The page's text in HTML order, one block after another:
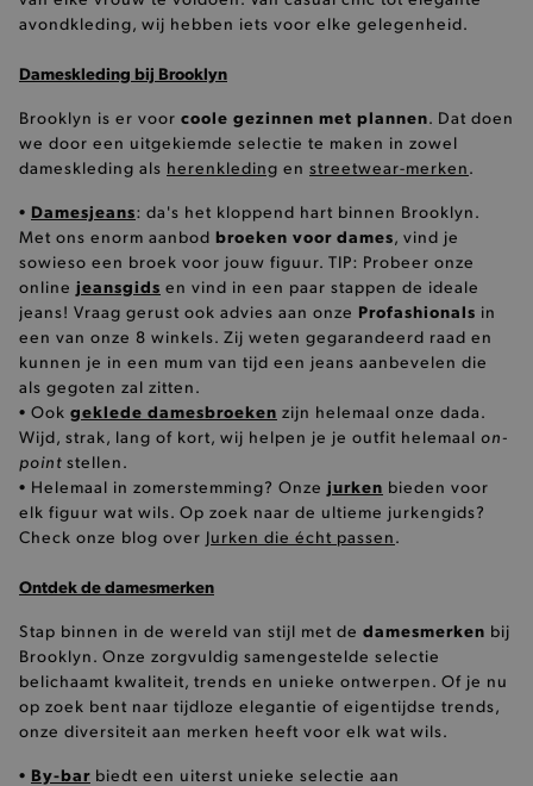
avondkleding, wij hebben iets voor elke gelegenheid.
Dameskleding bij Brooklyn
Brooklyn is er voor coole gezinnen met plannen. Dat doen
we door een uitgekiemde selectie te maken in zowel
dameskleding als herenkleding en streetwear-merken.
• Damesjeans: da's het kloppend hart binnen Brooklyn.
Met ons enorm aanbod broeken voor dames, vind je
sowieso een broek voor jouw figuur. TIP: Probeer onze
online jeansgids en vind in een paar stappen de ideale
jeans! Vraag gerust ook advies aan onze Profashionals in
een van onze 8 winkels. Zij weten gegarandeerd raad en
kunnen je in een mum van tijd een jeans aanbevelen die
als gegoten zal zitten.
• Ook geklede damesbroeken zijn helemaal onze dada.
Wijd, strak, lang of kort, wij helpen je je outfit helemaal on-
point stellen.
• Helemaal in zomerstemming? Onze jurken bieden voor
elk figuur wat wils. Op zoek naar de ultieme jurkengids?
Check onze blog over Jurken die écht passen.
Ontdek de damesmerken
Stap binnen in de wereld van stijl met de damesmerken bij
Brooklyn. Onze zorgvuldig samengestelde selectie
belichaamt kwaliteit, trends en unieke ontwerpen. Of je nu
op zoek bent naar tijdloze elegantie of eigentijdse trends,
onze diversiteit aan merken heeft voor elk wat wils.
• By-bar biedt een uiterst unieke selectie aan
TARGETING
Basis cookies Analytische
Targeting
Functionaliteit
De strikt noodzakelijke cookies verbeteren jouw
smulervaring op de site en zorgen ervoor dat de
site op een correcte manier wordt verorberd. De
analytische en functionele cookies vullen hun
buikjes algemene bezoekersinformatie, maar
niet jouw identiteit.
Naam
Provider /Domein
product-added-modal
selected-val